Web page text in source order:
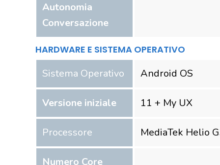
Autonomia
Conversazione
HARDWARE E SISTEMA OPERATIVO
Sistema Operativo Android OS
Versione iniziale 11 + My UX
Processore MediaTek Helio
Numero Core